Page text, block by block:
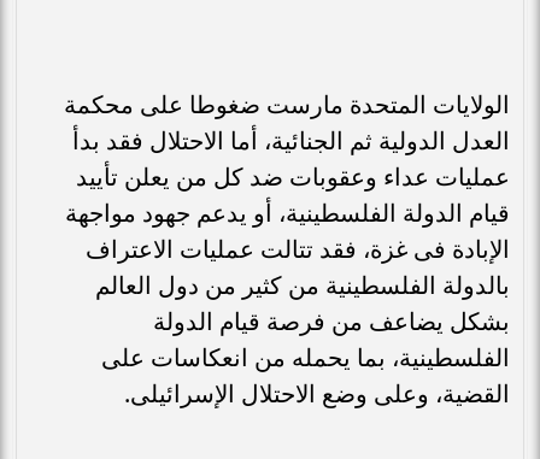
الولايات المتحدة مارست ضغوطا على محكمة
العدل الدولية ثم الجنائية، أما الاحتلال فقد بدأ
عمليات عداء وعقوبات ضد كل من يعلن تأييد
قيام الدولة الفلسطينية، أو يدعم جهود مواجهة
الإبادة فى غزة، فقد تتالت عمليات الاعتراف
بالدولة الفلسطينية من كثير من دول العالم
بشكل يضاعف من فرصة قيام الدولة
الفلسطينية، بما يحمله من انعكاسات على
القضية، وعلى وضع الاحتلال الإسرائيلى.